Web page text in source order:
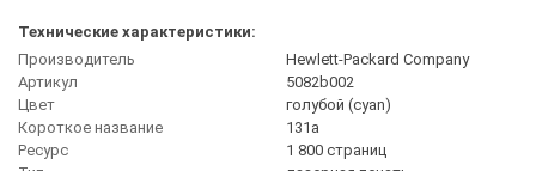
Технические характеристики:
Производитель
Hewlett-Packard Company
Артикул
5082b002
Цвет
голубой (cyan)
Короткое название
131a
Ресурс
1 800 страниц